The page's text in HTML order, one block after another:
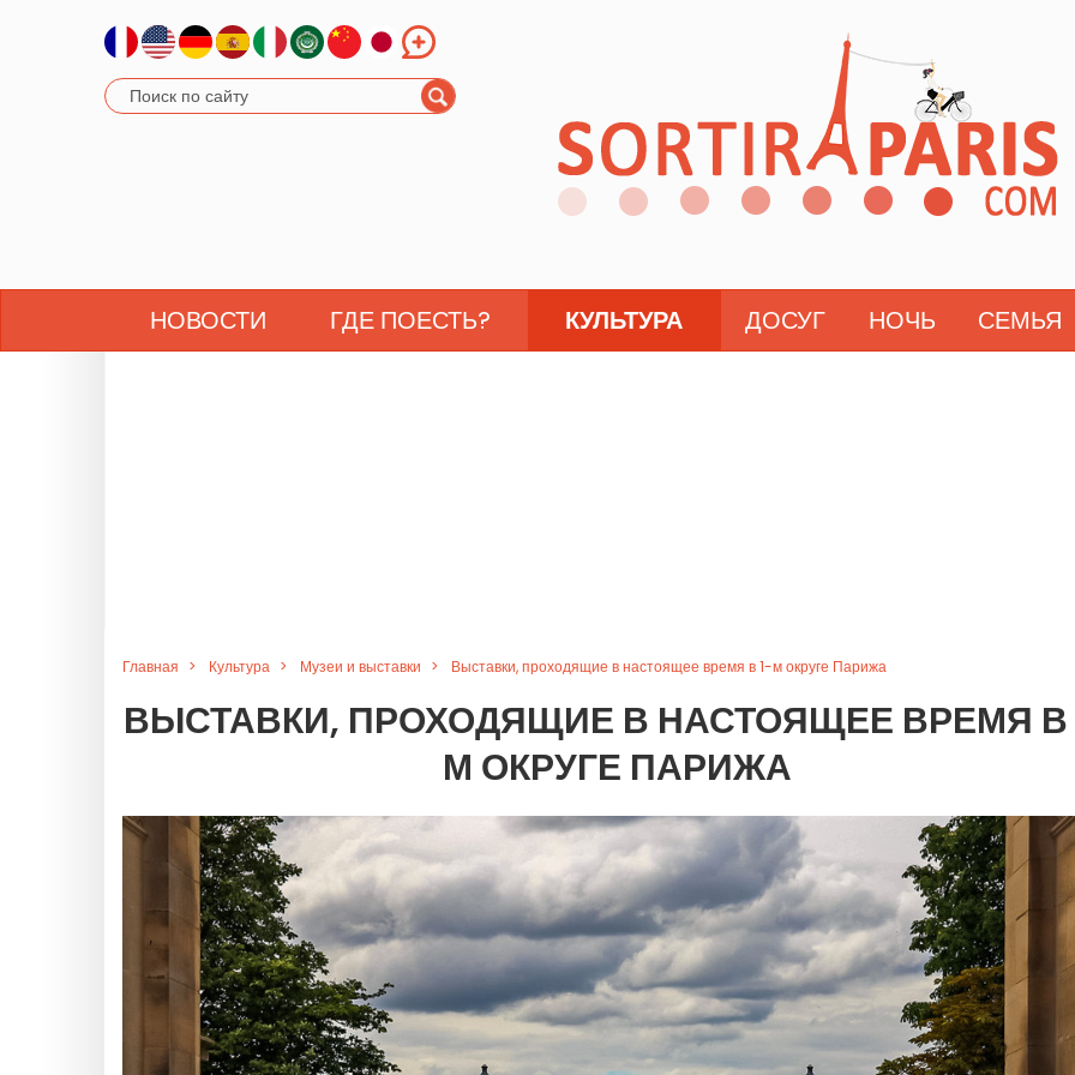
НОВОСТИ ГДЕ ПОЕСТЬ? КУЛЬТУРА ДОСУГ НОЧЬ СЕМЬЯ
Главная Культура Музеи и выставки Выставки, проходящие в настоящее время в 1-м округе Парижа
ВЫСТАВКИ, ПРОХОДЯЩИЕ В НАСТОЯЩЕЕ ВРЕМЯ В
М ОКРУГЕ ПАРИЖА